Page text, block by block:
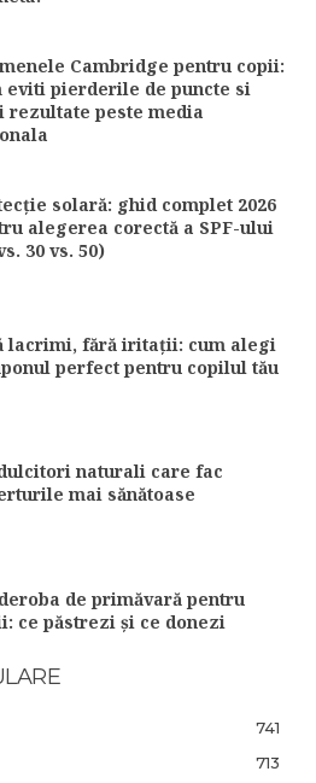
Cambridge pentru copii:
eviti pierderile de puncte si
rezultate peste media
solară: ghid complet 2026
alegerea corectă a SPF-ului
30 vs. 50)
lacrimi, fără iritații: cum alegi
perfect pentru copilul tău
naturali care fac
mai sănătoase
de primăvară pentru
ce păstrezi și ce donezi
741
713